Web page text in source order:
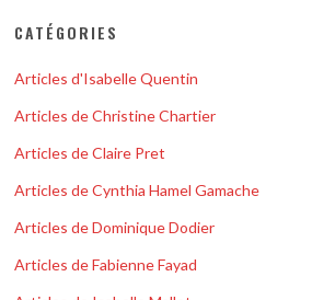
CATÉGORIES
Articles d'Isabelle Quentin
Articles de Christine Chartier
Articles de Claire Pret
Articles de Cynthia Hamel Gamache
Articles de Dominique Dodier
Articles de Fabienne Fayad